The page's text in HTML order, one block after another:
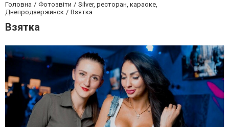
Головна Фотозвіти
Silver, ресторан, караоке,
Днепродзержинск
Взятка
Взятка